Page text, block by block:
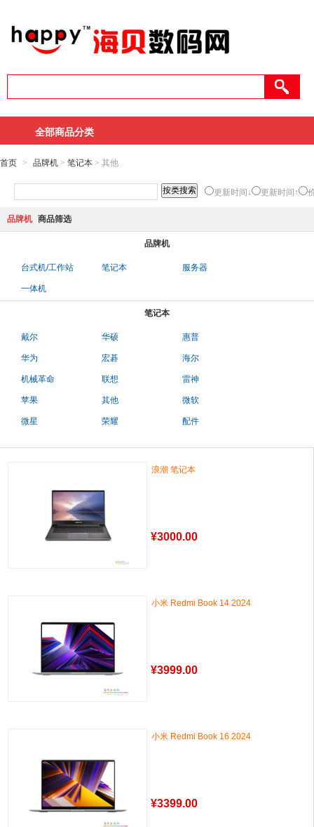
全部商品分类
首页 > 品牌机 > 笔记本 > 其他
更新时间↓ 更新时间↑
品牌机 商品筛选
品牌机
台式机/工作站 笔记本 服务器
一体机
笔记本
戴尔 华硕 惠普
华为 宏碁 海尔
机械革命 联想 雷神
苹果 其他 微软
微星 荣耀 配件
浪潮 笔记本
¥3000.00
小米 Redmi Book 14 2024
¥3999.00
小米 Redmi Book 16 2024
¥3399.00